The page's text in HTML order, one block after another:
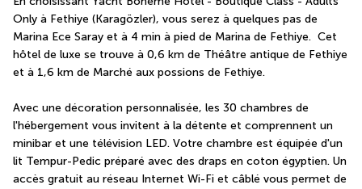
Only à Fethiye (Karagözler), vous serez à quelques pas de
Marina Ece Saray et à 4 min à pied de Marina de Fethiye.  Cet
hôtel de luxe se trouve à 0,6 km de Théâtre antique de Fethiye
et à 1,6 km de Marché aux possions de Fethiye.
Avec une décoration personnalisée, les 30 chambres de
l'hébergement vous invitent à la détente et comprennent un
minibar et une télévision LED. Votre chambre est équipée d'un
lit Tempur-Pedic préparé avec des draps en coton égyptien. Un
accès gratuit au réseau Internet Wi-Fi et câblé vous permet de